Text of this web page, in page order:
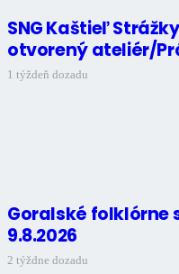
SNG Kaštieľ
otvorený ateliér/
1 týždeň dozadu
Goralské folklórne
9.8.2026
2 týždne dozadu